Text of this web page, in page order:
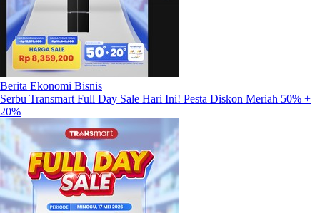
Berita Ekonomi Bisnis
Serbu Transmart Full Day Sale Hari Ini! Pesta Diskon Meriah 50% +
20%